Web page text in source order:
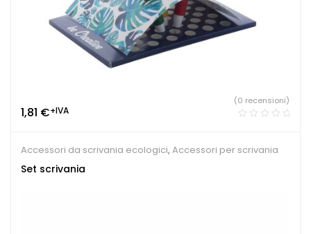
1,81 €+IVA
(0 recensioni)
Accessori da scrivania ecologici, Accessori per scrivania
Set scrivania